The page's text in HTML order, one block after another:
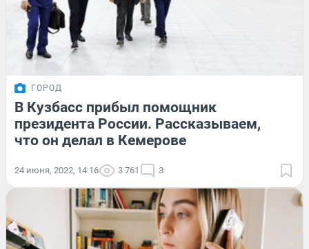
ГОРОД
В Кузбасс прибыл помощник
президента России. Рассказываем,
что он делал в Кемерове
24 июня, 2022, 14:16 3 761 3